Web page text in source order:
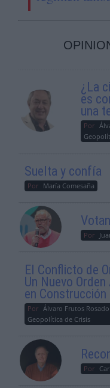
¿La
es
una
Por
Suelta y confía
Por María Comesaña
Por
El Conflicto de
Un Nuevo
en Construcción
Por Álvaro Frutos
Geopolítica de Crisis
Por